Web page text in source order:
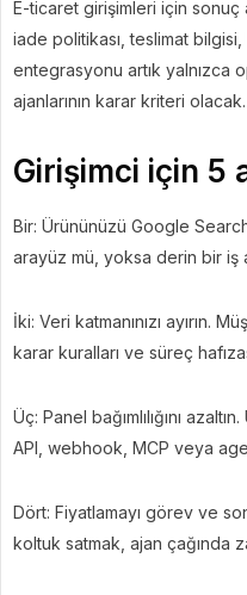
E-ticaret girişimleri için sonuç
iade politikası, teslimat
entegrasyonu artık yalnızca
ajanlarının karar kriteri olacak.
Girişimci için 5
Bir: Ürününüzü Google
arayüz mü, yoksa derin bir iş
İki: Veri katmanınızı ayırın.
karar kuralları ve süreç
Üç: Panel bağımlılığını
API, webhook, MCP veya
Dört: Fiyatlamayı görev ve
koltuk satmak, ajan çağında